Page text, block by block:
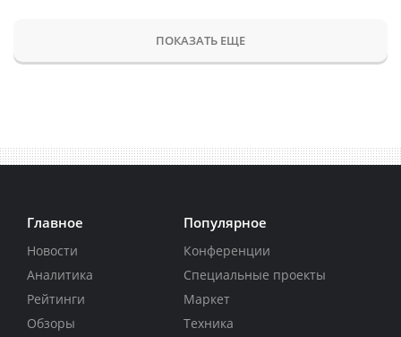
ПОКАЗАТЬ ЕЩЕ
Главное
Новости
Аналитика
Рейтинги
Обзоры
Популярное
Конференции
Специальные проекты
Маркет
Техника